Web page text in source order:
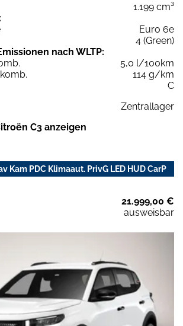
1.199 cm³
Euro 6e
4 (Green)
nach WLTP:
5,0 l/100km
114 g/km
C
Zentrallager
C3 anzeigen
Kam PDC Klimaaut. PrivG LED HUD CarP
21.999,00 €
ausweisbar